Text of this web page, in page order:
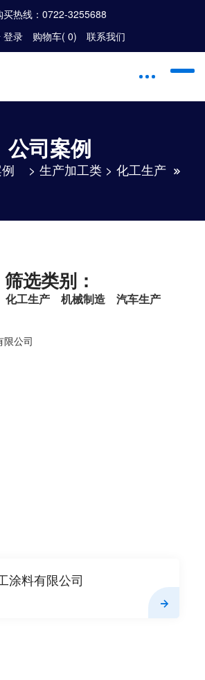
买热线： 0722-3255688
登录 购物车( 0) 联系我们
公司案例
> 生产加工类> 化工生产
筛选类别：
化工生产 机械制造 汽车生产
涂料有限公司